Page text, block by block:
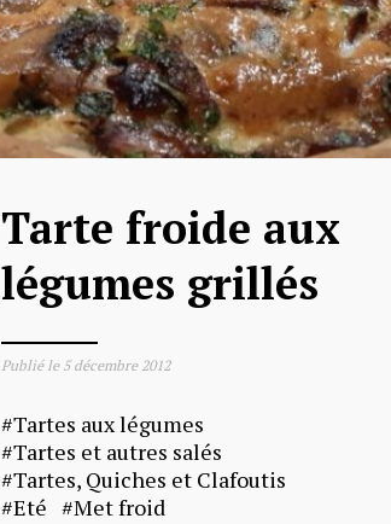
Tarte froide aux
légumes grillés
Publié le 5 décembre 2012
Tartes aux légumes
Tartes et autres salés
Tartes, Quiches et Clafoutis
Eté
Met froid